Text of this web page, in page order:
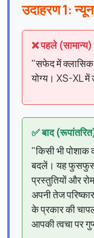
उदाहरण 1:
❌ पहले (सामान्य)
"सफेद में क्लासिक
योग्य। XS-XL
✅ बाद
"किसी भी
बदलें। यह
प्रस्तुतियों और
अपनी तेज
के प्रकार की
आपकी त्वचा पर